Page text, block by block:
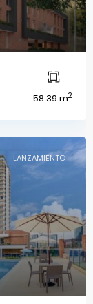
58.39 m2
LANZAMIENTO